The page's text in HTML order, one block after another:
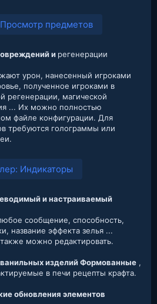
Просмотр предметов
и регенерации
урон, нанесенный игроками
полученное игроками в
регенерации, магической
... Их можно полностью
файле конфигурации. Для
требуются голограммы или
Индикаторы
и настраиваемый
сообщение, способность,
название эффекта зелья ...
можно редактировать.
изделий Формованные,
в печи рецепты крафта.
обновления элементов